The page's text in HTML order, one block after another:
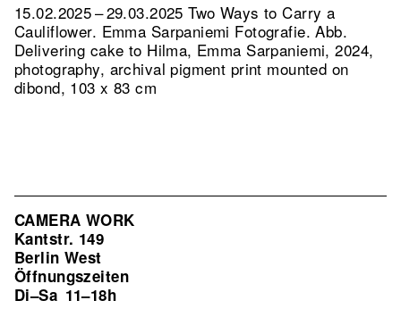
15.02.2025 – 29.03.2025 Two Ways to Carry a
Cauliflower. Emma Sarpaniemi Fotografie.Abb.
Delivering cake to Hilma, Emma Sarpaniemi, 2024,
photography, archival pigment print mounted on
dibond, 103 x 83 cm
CAMERA WORK
Kantstr. 149
Berlin West
Öffnungszeiten
Di–Sa 11–18h